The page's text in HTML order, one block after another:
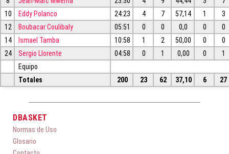
10
Eddy Polanco 24:23 4 7 57,14 1
3
12
Boubacar Coulibaly 05:51 0 0 0,0 0
0
14
Ismael Tamba 10:58 1 2 50,00 0
0
24
Sergio Llorente 04:58 0 1 0,00 0
1
Equipo
Totales
200 23 62 37,10 6 27
DBASKET
Normas de Uso
Glosario